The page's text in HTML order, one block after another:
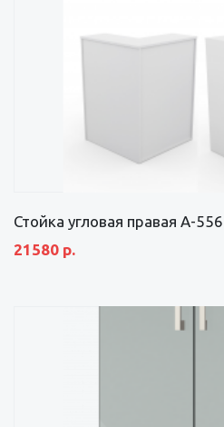
Стойка угловая правая А-556
21580 р.